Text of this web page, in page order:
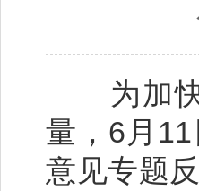
为加快
量，6月
意见专题